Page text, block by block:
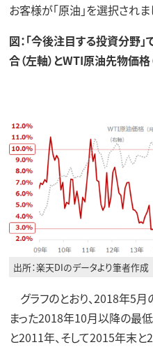
お客様が「原油」を選択されま
図：「今後注目する投資分野
合（左軸）とWTI原油先物価格
出所：楽天DIのデータより筆者作成
グラフのとおり、2018年5
まった2018年10月以降の最
と2011年、そして2015年末